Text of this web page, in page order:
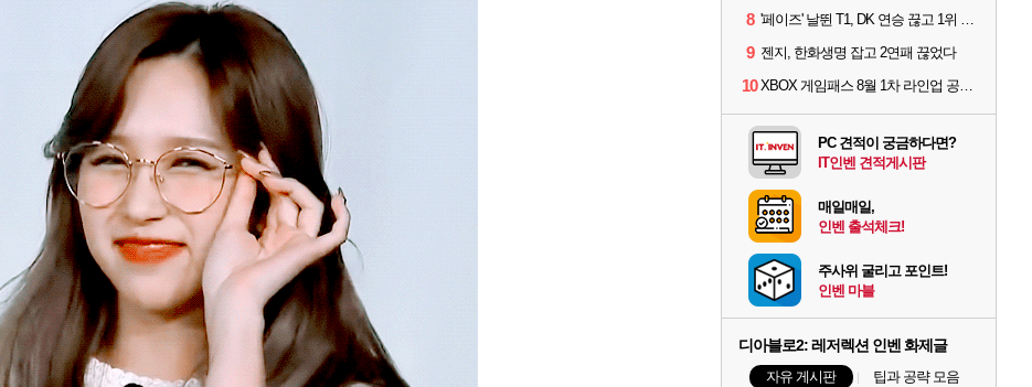
8 '페이즈' 날뛴 T1, DK 연승 끊고 1위 지켜
9 젠지, 한화생명 잡고 2연패 끊었다
10 XBOX 게임패스 8월 1차 라인업 공개... '비스트 오브 리인카네이션' 즉시 합류
PC 견적이 궁금하다면?
IT인벤 견적게시판
매일매일,
인벤 출석체크!
주사위 굴리고 포인트!
인벤 마블
디아블로2: 레저렉션 인벤 화제글
자유 게시판 팁과 공략 모음